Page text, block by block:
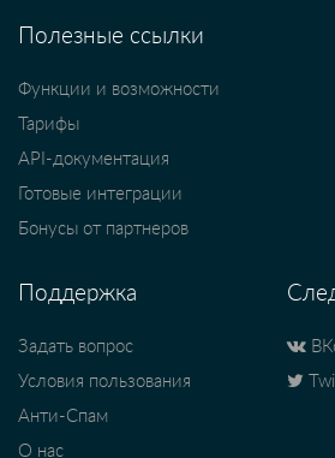
Полезные ссылки
Функции и возможности
Тарифы
API-документация
Готовые интеграции
Бонусы от партнеров
Поддержка
Задать вопрос
Условия пользования
Анти-Спам
О нас